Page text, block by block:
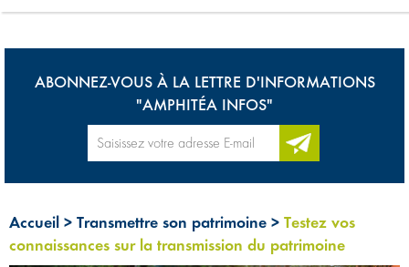
ABONNEZ-VOUS À LA LETTRE D'INFORMATIONS
"AMPHITÉA INFOS"
Accueil > Transmettre son patrimoine > Testez vos
connaissances sur la transmission du patrimoine